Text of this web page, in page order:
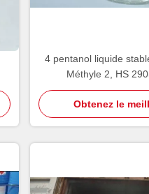
4 pentanol liquide
Méthyle 2, HS
Obtenez le